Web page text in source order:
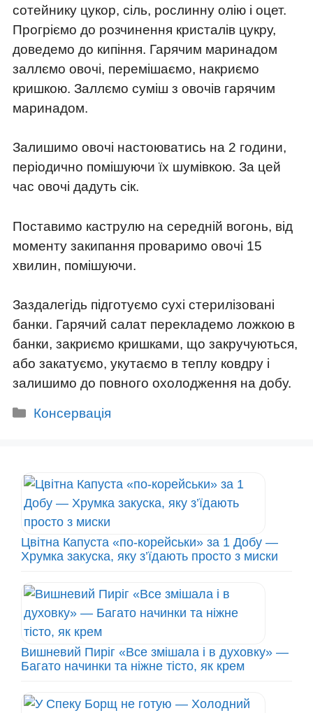
сотейнику цукор, сіль, рослинну олію і оцет.
Прогріємо до розчинення кристалів цукру,
доведемо до кипіння. Гарячим маринадом
заллємо овочі, перемішаємо, накриємо
кришкою. Заллємо суміш з овочів гарячим
маринадом.
Залишимо овочі настоюватись на 2 години,
періодично помішуючи їх шумівкою. За цей
час овочі дадуть сік.
Поставимо каструлю на середній вогонь, від
моменту закипання проваримо овочі 15
хвилин, помішуючи.
Заздалегідь підготуємо сухі стерилізовані
банки. Гарячий салат перекладемо ложкою в
банки, закриємо кришками, що закручуються,
або закатуємо, укутаємо в теплу ковдру і
залишимо до повного охолодження на добу.
Категорії
Консервація
Цвітна Капуста «по-корейськи» за 1 Добу —
Хрумка закуска, яку з’їдають просто з миски
Вишневий Пиріг «Все змішала і в духовку» —
Багато начинки та ніжне тісто, як крем